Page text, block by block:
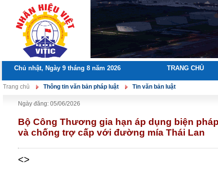
Chủ nhật, Ngày 9 tháng 8 năm 2026 TRANG CHỦ
Trang chủ Thông tin văn bản pháp luật Tin văn bản luật
Ngày đăng: 05/06/2026
Bộ Công Thương gia hạn áp dụng biện
và chống trợ cấp với đường mía Thái Lan
<>